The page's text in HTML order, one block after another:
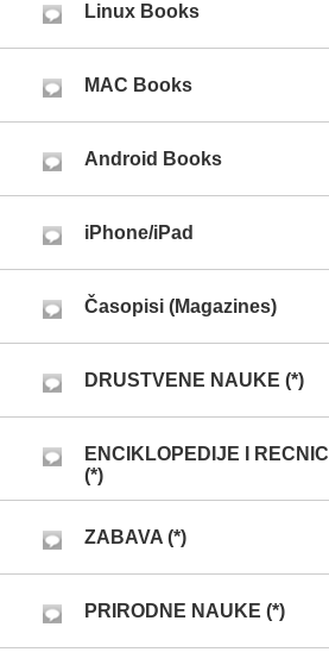
Linux Books
MAC Books
Android Books
iPhone/iPad
Časopisi (Magazines)
DRUSTVENE NAUKE (*)
ENCIKLOPEDIJE I RECNICI
(*)
ZABAVA (*)
PRIRODNE NAUKE (*)